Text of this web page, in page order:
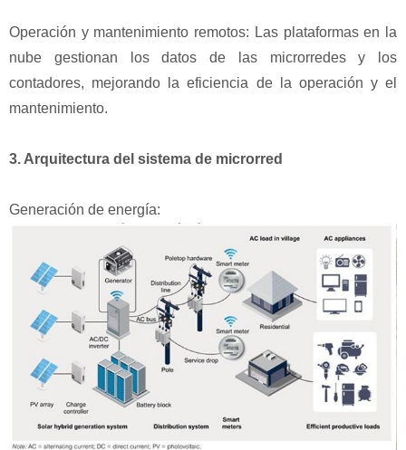
Operación y mantenimiento remotos: Las plataformas en la
nube gestionan los datos de las microrredes y los
contadores, mejorando la eficiencia de la operación y el
mantenimiento.
3. Arquitectura del sistema de microrred
Generación de energía: